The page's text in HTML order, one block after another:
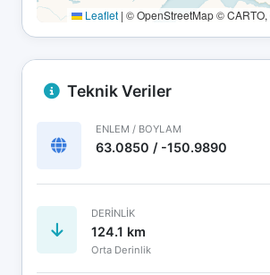
Leaflet | © OpenStreetMap ©
Teknik Veriler
ENLEM / BOYLAM
63.0850 / -150.9890
DERINLIK
124.1 km
Orta Derinlik